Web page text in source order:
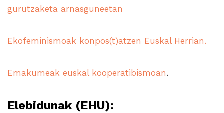
gurutzaketa arnasguneetan
Ekofeminismoak konpos(t)atzen Euskal Herrian.
Emakumeak euskal kooperatibismoan.
Elebidunak (EHU):